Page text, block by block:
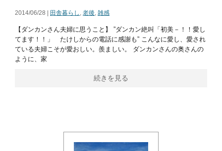
2014/06/28 | 田舎暮らし , 老後, 雑感
【ダンカンさん夫婦に思うこと】 ”ダンカン絶叫「初美－！！愛し
てます！！」 たけしからの電話に感謝も” こんなに愛し、愛され
ている夫婦こそが愛おしい。羨ましい。 ダンカンさんの奥さんの
ように、家
続きを見る